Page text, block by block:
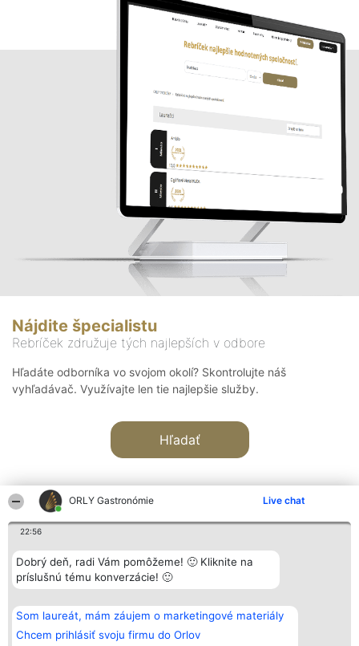
ORLY Gastronómie Live chat
22:56
Dobrý deň, radi Vám pomôžeme! 🙂 Kliknite na
príslušnú tému konverzácie! 🙂
Som laureát, mám záujem o marketingové materiály
Chcem prihlásiť svoju firmu do Orlov
Nájdite špecialistu
Rebríček združuje tých najlepších v odbore
Hľadáte odborníka vo svojom okolí? Skontrolujte náš
vyhľadávač. Využívajte len tie najlepšie služby.
Hľadať
Organizátor hodnotenia
Bright Side Solutions sp. z o.
o. sp. k.
Wrocław 50-079
KRS 0000749100 | Regon
381313360 | NIP 8943132676
+48 508 492 400
Hodnotenie
Laureáti
Lista
Laureatów
Podmienky
Obchodné
podmienky
Kontakt
Kontakt